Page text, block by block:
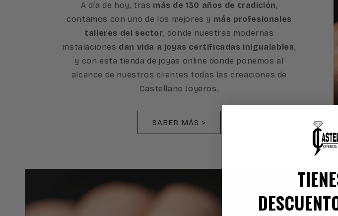
A día de hoy, tras más de 130 años de tradición,
contamos con uno de los mejores y más profesionales
talleres del sector, donde nuestras modernas
instalaciones dan vida a joyas certificadas inigualables,
y con esta tienda de joyas online donde ponemos al
alcance de nuestros clientes todas las creaciones de
Castellano Joyeros.
SABER MÁS >